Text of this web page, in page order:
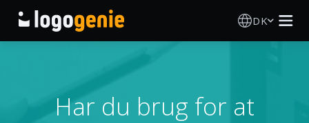
DK
AI logogenerator
Har du brug for at